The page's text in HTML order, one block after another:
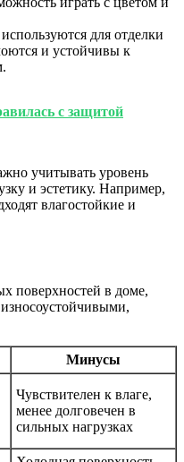
используются для отделки
и устойчивы к
с защитой
учитывать уровень
и эстетику. Например,
влагостойкие и
поверхностей в доме,
Минусы
Чувствителен к влаге,
менее долговечен в
сильных нагрузках